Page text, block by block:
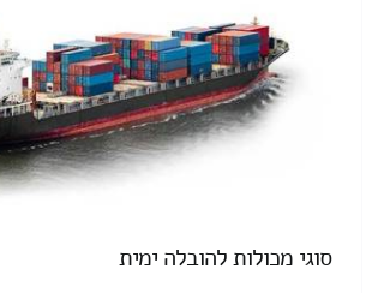
סוגי מכולות להובלה ימית